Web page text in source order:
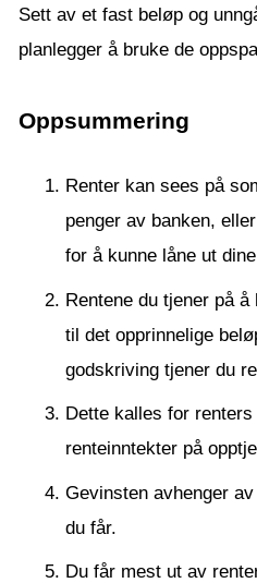
Sett av et fast beløp og
planlegger å bruke de
Oppsummering
Renter kan sees på
penger av banken,
for å kunne låne ut
Rentene du tjener på
til det opprinnelige
godskriving tjener du
Dette kalles for
renteinntekter på
Gevinsten avhenger
du får.
Du får mest ut av